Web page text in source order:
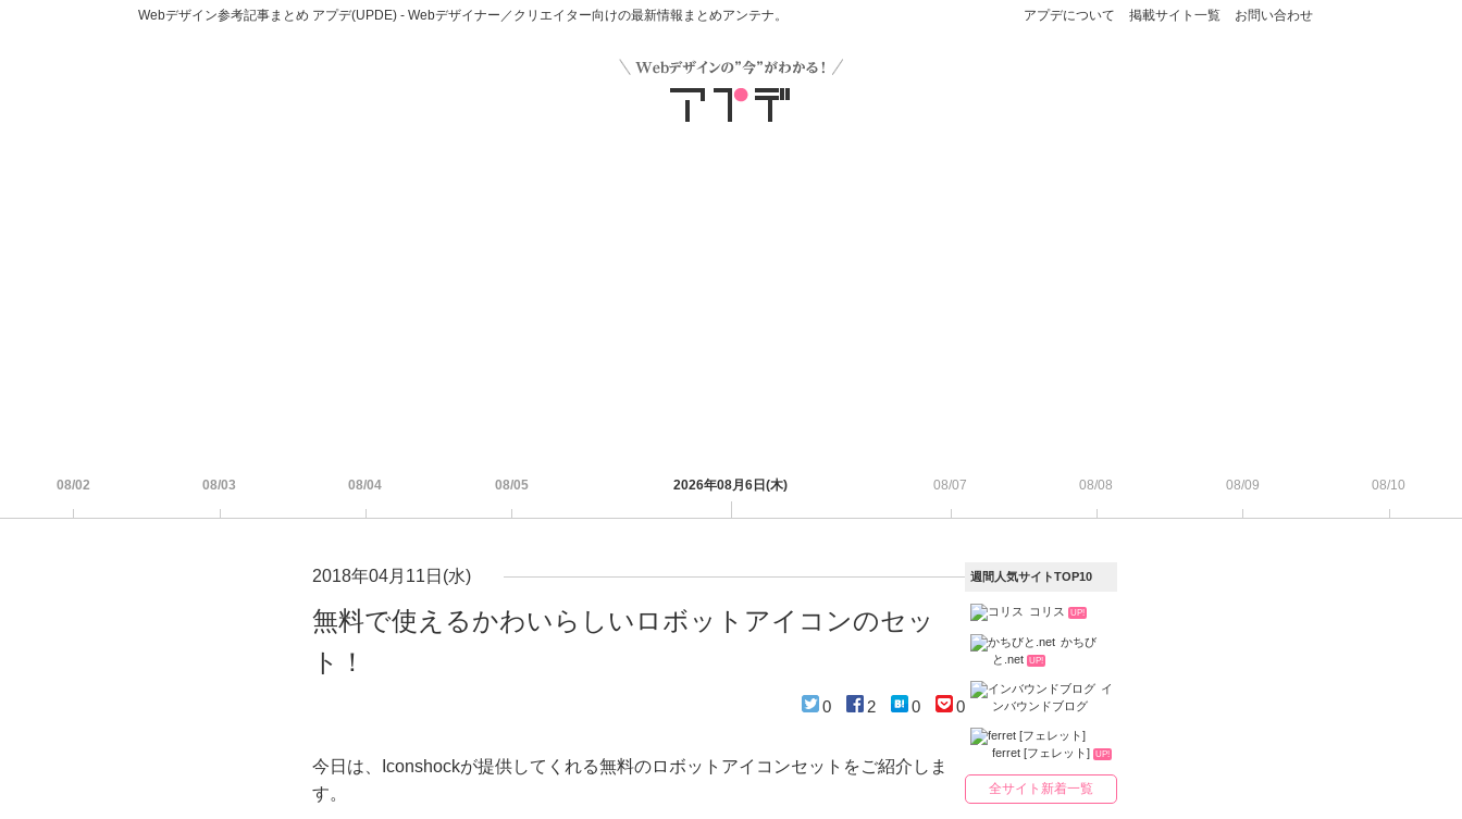
Webデザイン参考記事まとめ アプデ(UPDE) - Webデザイナー／クリエイター向けの最新情報まとめアンテナ。 アプデについて 掲載サイト一覧 お問い合わせ
08/02 08/03 08/04 08/05 2026年08月6日(木) 08/07 08/08 08/09 08/10
2018年04月11日(水)
無料で使えるかわいらしいロボットアイコンのセッ
ト！
0 2 0 0
今日は、Iconshockが提供してくれる無料のロボットアイコンセットをご紹介しま
す。
週間人気サイトTOP10
コリス UP!
かちび
と.net UP!
イ
ンバウンドブログ
ferret [フェレット] UP!
全サイト新着一覧